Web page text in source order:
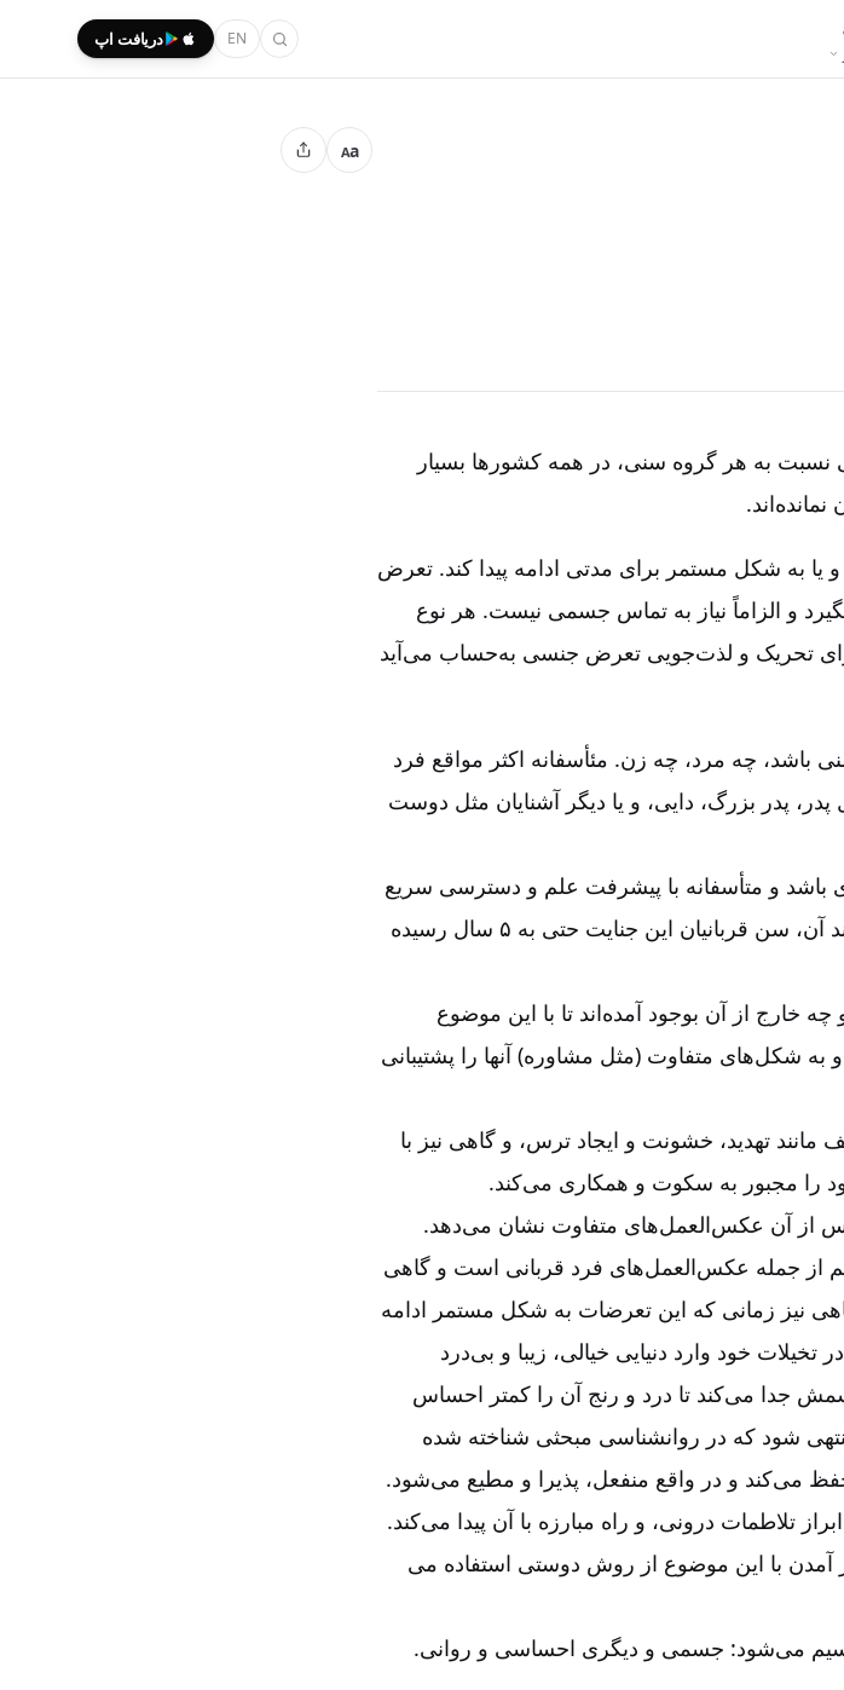
EN دریافت اپ
Aa
نسبت به هر گروه سنی، در همه کشورها بسیار
.
به شکل مستمر برای مدتی ادامه پیدا کند. تعرض
و الزاماً نیاز به تماس جسمی نیست. هر نوع
تحریک و لذت‌جویی تعرض جنسی به‌حساب می‌آید
چه مرد، چه زن. مئأسفانه اکثر مواقع فرد
پدر بزرگ، دایی، و یا دیگر آشنایان مثل دوست
و متأسفانه با پیشرفت علم و دسترسی سریع
و آسان به تفریحاتی همچون پورنوگرافی و مانند آن، سن قربانیان این جنایت حتی به ۵ سال رسیده
خارج از آن بوجود آمده‌اند تا با این موضوع
و به شکل‌های متفاوت (مثل مشاوره) آنها را پشتیبانی
تهدید، خشونت و ایجاد ترس، و گاهی نیز با
را مجبور به سکوت و همکاری می‌کند.
از آن عکس‌العمل‌های متفاوت نشان می‌دهد.
از جمله عکس‌العمل‌های فرد قربانی است و گاهی
نیز زمانی که این تعرضات به شکل مستمر ادامه
خود وارد دنیایی خیالی، زیبا و بی‌درد
جدا می‌کند تا درد و رنج آن را کمتر احساس
منتهی ‌شود که در روانشناسی مبحثی شناخته شده
حفظ می‌کند و در واقع منفعل، پذیرا و مطیع می‌شود.
تلاطمات درونی، و راه مبارزه با آن پیدا می‌کند.
آمدن با این موضوع از روش دوستی استفاده می
می‌شود: جسمی و دیگری احساسی و روانی.